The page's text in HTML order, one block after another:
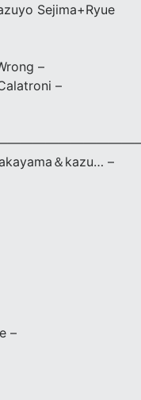
Sejima+Ryue
–
–
＆kazu… –
–